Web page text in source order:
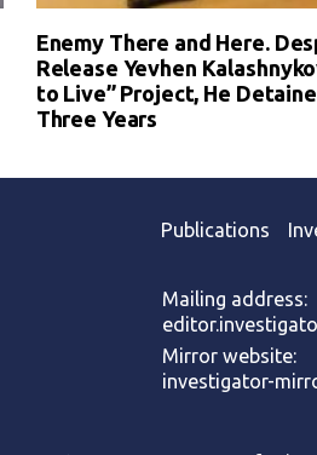
Enemy There and Here.
Release Yevhen
to Live” Project, He
Three Years
Publications
Mailing address:
Mirror website:
investigator-